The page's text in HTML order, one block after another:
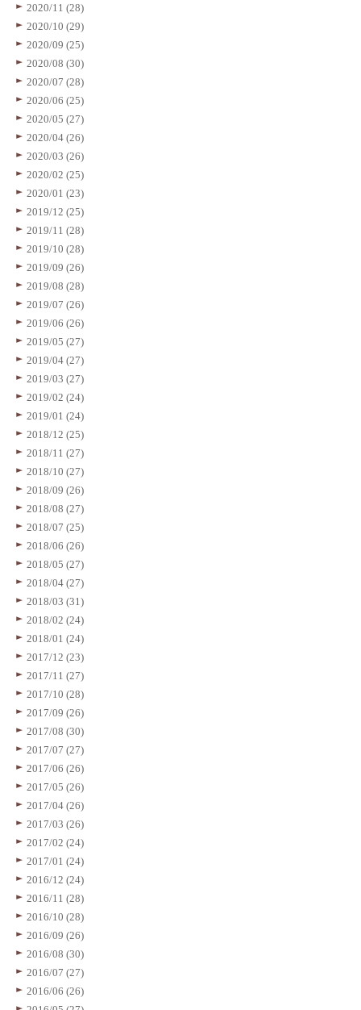
2020/11 (28)
2020/10 (29)
2020/09 (25)
2020/08 (30)
2020/07 (28)
2020/06 (25)
2020/05 (27)
2020/04 (26)
2020/03 (26)
2020/02 (25)
2020/01 (23)
2019/12 (25)
2019/11 (28)
2019/10 (28)
2019/09 (26)
2019/08 (28)
2019/07 (26)
2019/06 (26)
2019/05 (27)
2019/04 (27)
2019/03 (27)
2019/02 (24)
2019/01 (24)
2018/12 (25)
2018/11 (27)
2018/10 (27)
2018/09 (26)
2018/08 (27)
2018/07 (25)
2018/06 (26)
2018/05 (27)
2018/04 (27)
2018/03 (31)
2018/02 (24)
2018/01 (24)
2017/12 (23)
2017/11 (27)
2017/10 (28)
2017/09 (26)
2017/08 (30)
2017/07 (27)
2017/06 (26)
2017/05 (26)
2017/04 (26)
2017/03 (26)
2017/02 (24)
2017/01 (24)
2016/12 (24)
2016/11 (28)
2016/10 (28)
2016/09 (26)
2016/08 (30)
2016/07 (27)
2016/06 (26)